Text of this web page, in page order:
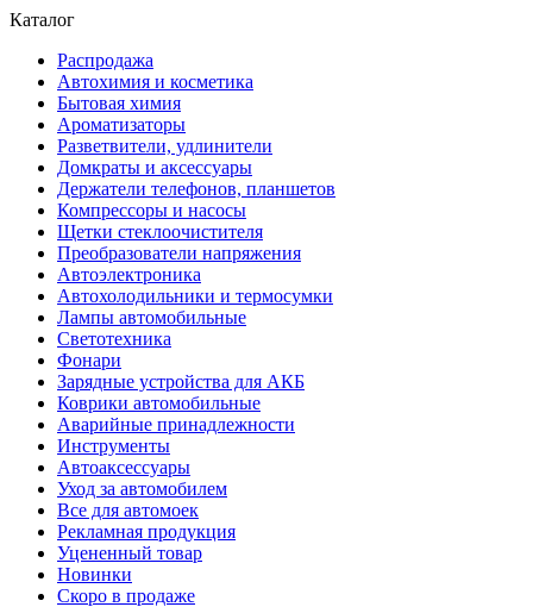
Каталог
Распродажа
Автохимия и косметика
Бытовая химия
Ароматизаторы
Разветвители, удлинители
Домкраты и аксессуары
Держатели телефонов, планшетов
Компрессоры и насосы
Щетки стеклоочистителя
Преобразователи напряжения
Автоэлектроника
Автохолодильники и термосумки
Лампы автомобильные
Светотехника
Фонари
Зарядные устройства для АКБ
Коврики автомобильные
Аварийные принадлежности
Инструменты
Автоаксессуары
Уход за автомобилем
Все для автомоек
Рекламная продукция
Уцененный товар
Новинки
Скоро в продаже